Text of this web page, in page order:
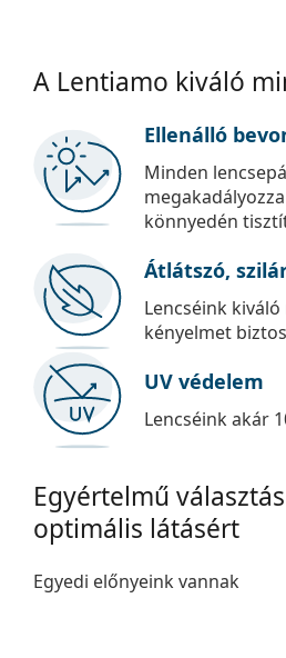
A Lentiamo kiváló
Ellenálló
Minden
könnyedén
Átlátszó,
Lencséink
kényelmet
UV védelem
Lencséink akár
Egyértelmű
optimális látásért
Egyedi előnyeink vannak